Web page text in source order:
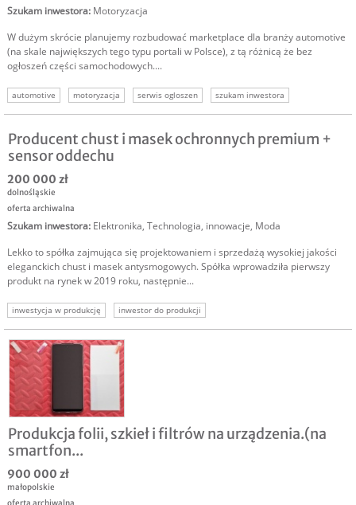
Szukam inwestora: Motoryzacja
W dużym skrócie planujemy rozbudować marketplace dla branży automotive
(na skale największych tego typu portali w Polsce), z tą różnicą że bez
ogłoszeń części samochodowych....
automotive motoryzacja serwis ogloszen szukam inwestora
Producent chust i masek ochronnych premium +
sensor oddechu
200 000 zł
dolnośląskie
oferta archiwalna
Szukam inwestora: Elektronika, Technologia, innowacje, Moda
Lekko to spółka zajmująca się projektowaniem i sprzedażą wysokiej jakości
eleganckich chust i masek antysmogowych. Spółka wprowadziła pierwszy
produkt na rynek w 2019 roku, następnie...
inwestycja w produkcję inwestor do produkcji
Produkcja folii, szkieł i filtrów na urządzenia.(na
smartfon...
900 000 zł
małopolskie